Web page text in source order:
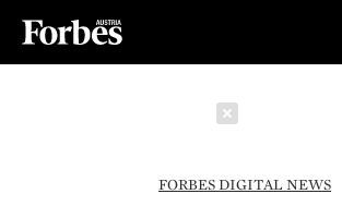
FORBES DIGITAL NEWS